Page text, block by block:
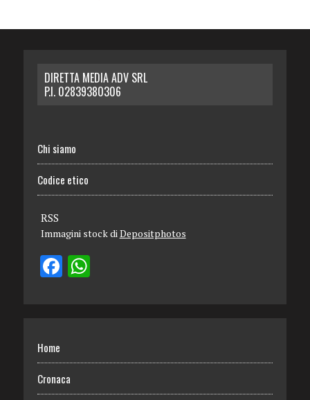
DIRETTA MEDIA ADV SRL
P.I. 02839380306
Chi siamo
Codice etico
RSS
Immagini stock diDepositphotos
Home
Cronaca